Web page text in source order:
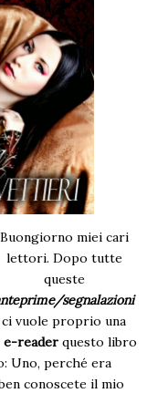
Buongiorno miei cari
lettori. Dopo tutte
queste
segnalazioni
ci vuole proprio una
e-reader questo libro
Uno, perché era
conoscete il mio